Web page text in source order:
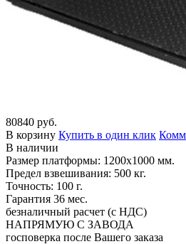
80840 руб.
В корзину Купить в один клик
В наличии
Размер платформы: 1200х1000 мм.
Предел взвешивания: 500 кг.
Точность: 100 г.
Гарантия 36 мес.
безналичный расчет (с НДС)
НАПРЯМУЮ С ЗАВОДА
госповерка после Вашего заказа